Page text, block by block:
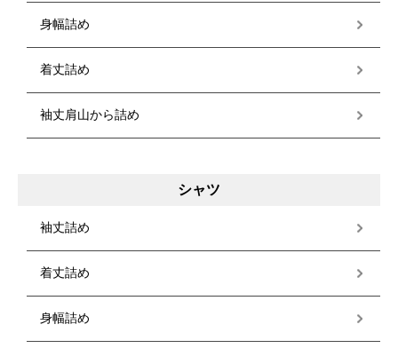
身幅詰め
着丈詰め
袖丈肩山から詰め
シャツ
袖丈詰め
着丈詰め
身幅詰め